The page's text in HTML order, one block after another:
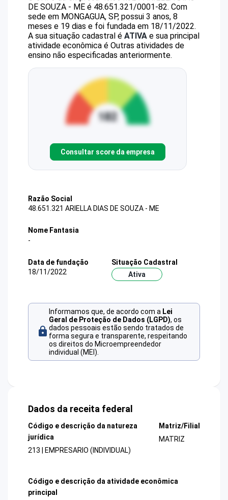
DE SOUZA - ME é 48.651.321/0001-82. Com
sede em MONGAGUA, SP, possui 3 anos, 8
meses e 19 dias e foi fundada em 18/11/2022.
A sua situação cadastral é ATIVA e sua principal
atividade econômica é Outras atividades de
ensino não especificadas anteriormente.
Consultar score da empresa
Razão Social
48.651.321 ARIELLA DIAS DE SOUZA - ME
Nome Fantasia
-
Data de fundação
18/11/2022
Situação Cadastral
Ativa
Informamos que, de acordo com a Lei
Geral de Proteção de Dados (LGPD), os
dados pessoais estão sendo tratados de
forma segura e transparente, respeitando
os direitos do Microempreendedor
individual (MEI).
Dados da receita federal
Código e descrição da natureza
jurídica
213 | EMPRESARIO (INDIVIDUAL)
Matriz/Filial
MATRIZ
Código e descrição da atividade econômica
principal